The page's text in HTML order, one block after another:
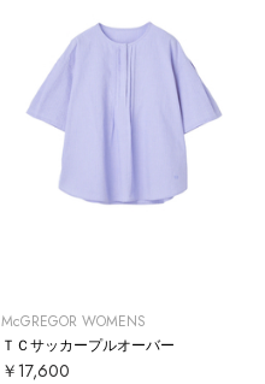
McGREGOR WOMENS
ＴＣサッカープルオーバー
￥17,600